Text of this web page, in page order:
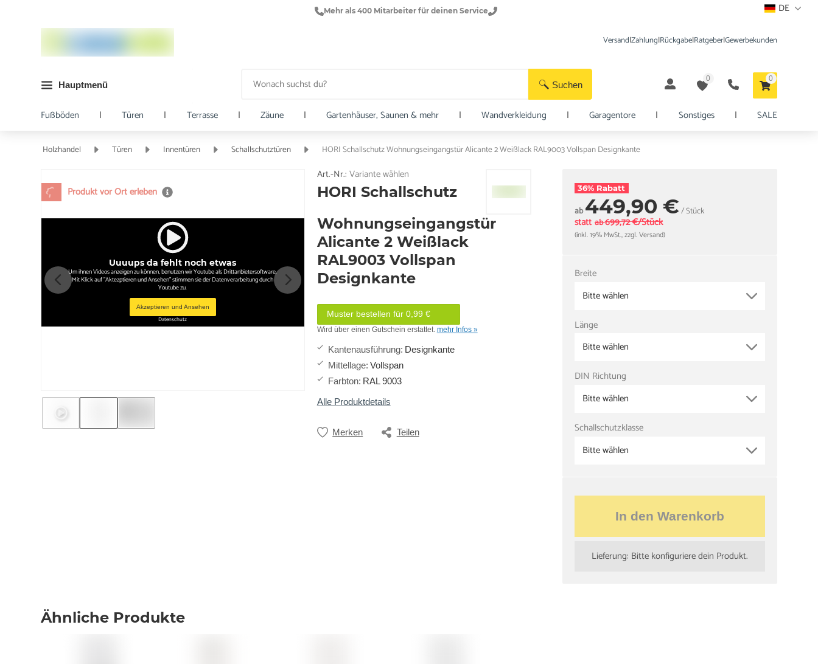
Mehr als 400 Mitarbeiter für deinen Service DE
Suchen
Versand|Zahlung|Rückgabe|Ratgeber|Gewerbekunden
Hauptmenü
0 0
Fußböden | Türen | Terrasse | Zäune | Gartenhäuser, Saunen & mehr | Wandverkleidung | Garagentore | Sonstiges | SALE
Holzhandel Türen Innentüren Schallschutztüren HORI Schallschutz Wohnungseingangstür Alicante 2 Weißlack RAL9003 Vollspan Designkante
Produkt vor Ort erleben
Uuuups da fehlt noch etwas
Um ihnen Videos anzeigen zu können, benutzen wir Youtube als Drittanbietersoftware.
Mit Klick auf "Aktezptieren und Ansehen" stimmen sie der Datenverarbeitung durch
Youtube zu.
Akzeptieren und Ansehen
Datenschutz
Art.-Nr.: Variante wählen
HORI Schallschutz
Wohnungseingangstür
Alicante 2 Weißlack
RAL9003 Vollspan
Designkante
Muster bestellen für 0,99 €
Wird über einen Gutschein erstattet. mehr Infos »
Kantenausführung: Designkante
Mittellage: Vollspan
Farbton: RAL 9003
Alle Produktdetails
Merken Teilen
36% Rabatt
ab449,90 €/ Stück
statt ab699,72 €/Stück
(inkl. 19% MwSt., zzgl. Versand)
Breite
Bitte wählen
Länge
Bitte wählen
DIN Richtung
Bitte wählen
Schallschutzklasse
Bitte wählen
In den Warenkorb
Lieferung: Bitte konfiguriere dein Produkt.
Ähnliche Produkte